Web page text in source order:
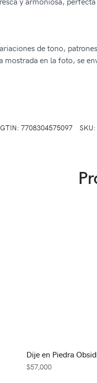
de tono,
mostrada en la foto, se
GTIN: 7708304575097 SKU:
Dije en Piedra
$57,000